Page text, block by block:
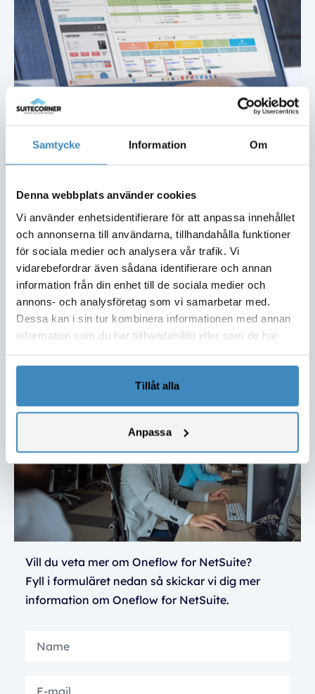
Samtycke Information Om
Denna webbplats använder cookies
Vi använder enhetsidentifierare för att anpassa innehållet
och annonserna till användarna, tillhandahålla funktioner
för sociala medier och analysera vår trafik. Vi
vidarebefordrar även sådana identifierare och annan
information från din enhet till de sociala medier och
annons- och analysföretag som vi samarbetar med.
Dessa kan i sin tur kombinera informationen med annan
information som du har tillhandahållit eller som de har
Tillåt alla
Anpassa
Hantera hela avtalslivscykeln
Med Oneflow för NetSuite lagras alla avtal på ett
hanteras direkt i NetSuite.
Skapa påminnelser inför förnyelser, bygg
dashboards och få bättre kontroll över hela
avtalsportföljen – från första utkast till avslutat
avtal.
Vill du veta mer om Oneflow for NetSuite?
Fyll i formuläret nedan så skickar vi dig mer
information om Oneflow for NetSuite.